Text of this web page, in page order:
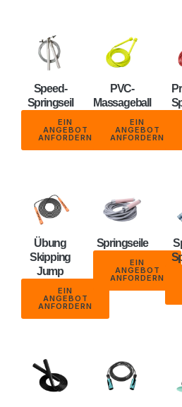
Speed-
Springseil
EIN
ANGEBOT
ANFORDERN
PVC-
Massageball
EIN
ANGEBOT
ANFORDERN
Übung
Skipping
Jump
EIN
ANGEBOT
ANFORDERN
Springseile
EIN
ANGEBOT
ANFORDERN